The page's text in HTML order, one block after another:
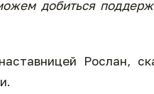
добиться
Рослан,